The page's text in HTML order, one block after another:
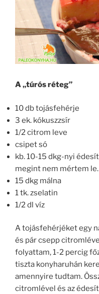
A „túrós réteg”
10 db tojásfehérje
3 ek. kókuszzsír
1/2 citrom leve
csipet só
kb. 10-15 dkg-nyi
megint nem mértem
15 dkg málna
1 tk. zselatin
1/2 dl víz
A tojásfehérjéket egy
és pár csepp
folyattam, 1-2 percig
tiszta konyharuhán
amennyire tudtam.
citromlével és az